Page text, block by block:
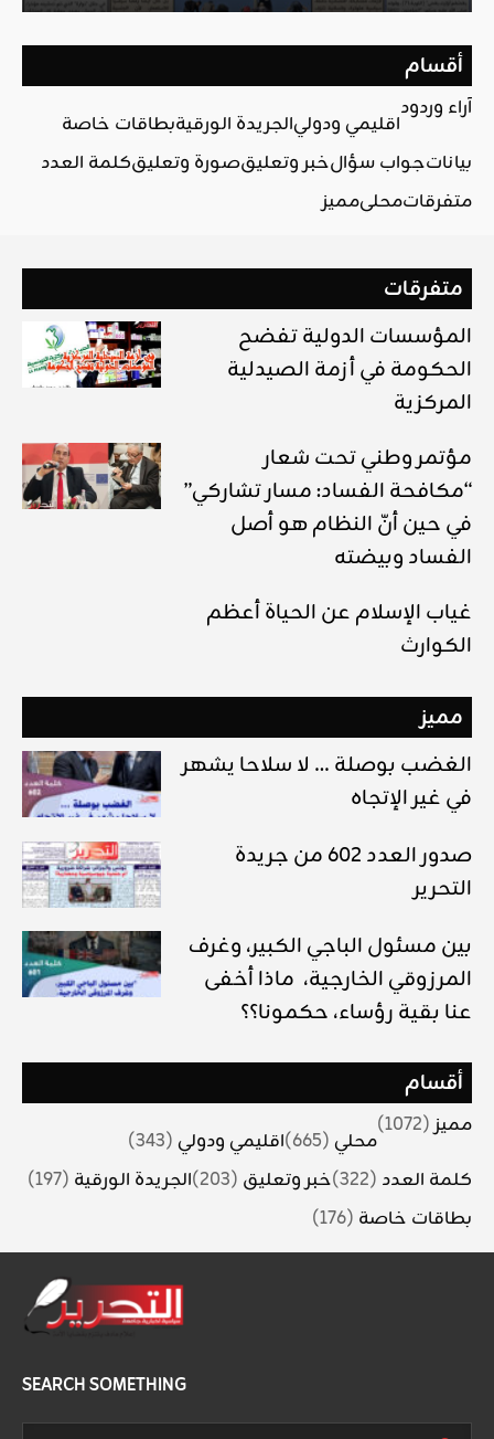
أقسام
آراء وردود
اقليمي ودوليالجريدة الورقيةبطاقات خاصة
بياناتجواب سؤالخبر وتعليقصورة وتعليقكلمة العدد
متفرقاتمحليمميز
متفرقات
المؤسسات الدولية تفضح
الحكومة في أزمة الصيدلية
المركزية
مؤتمر وطني تحت شعار
“مكافحة الفساد: مسار تشاركي”
في حين أنّ النظام هو أصل
الفساد وبيضته
غياب الإسلام عن الحياة أعظم
الكوارث
مميز
الغضب بوصلة … لا سلاحا يشهر
في غير الإتجاه
صدور العدد 602 من جريدة
التحرير
بين مسئول الباجي الكبير، وغرف
المرزوقي الخارجية، ماذا أخفى
عنا بقية رؤساء، حكمونا؟؟
أقسام
مميز(1072)
محلي (665) اقليمي ودولي (343)
كلمة العدد (322) خبر وتعليق (203) الجريدة الورقية (197)
بطاقات خاصة (176)
SEARCH SOMETHING